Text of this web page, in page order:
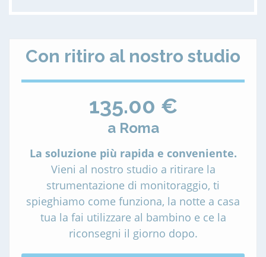
Con ritiro al nostro studio
135.00 €
a Roma
La soluzione più rapida e conveniente.
Vieni al nostro studio a ritirare la
strumentazione di monitoraggio, ti
spieghiamo come funziona, la notte a casa
tua la fai utilizzare al bambino e ce la
riconsegni il giorno dopo.